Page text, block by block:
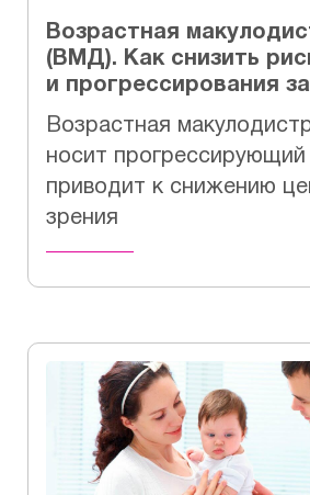
Возрастная
(ВМД). Как снизить
и прогрессирования
Возрастная
носит прогрессирующий
приводит к снижению
зрения